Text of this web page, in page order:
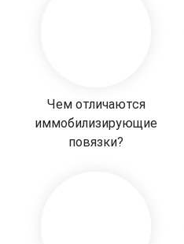
Чем отличаются
иммобилизирующие
повязки?